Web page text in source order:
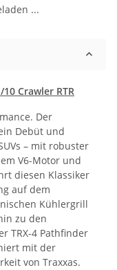
...
Crawler RTR
Der
Debüt und
– mit robuster
V6-Motor und
diesen Klassiker
auf dem
Kühlergrill
zu den
TRX-4 Pathfinder
mit der
von Traxxas.